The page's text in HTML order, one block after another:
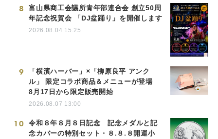
8
富山県商工会議所青年部連合会 創立50周
年記念祝賀会 「DJ盆踊り」を開催します
2026.08.04 15:25
9
「横濱ハーバー」×「柳原良平 アンク
ル」 限定コラボ商品＆メニューが登場
8月17日から限定販売開始
2026.08.07 13:00
10
令和８年８月８日記念 記念メダルと記
念カバーの特別セット・８.８.８開運小